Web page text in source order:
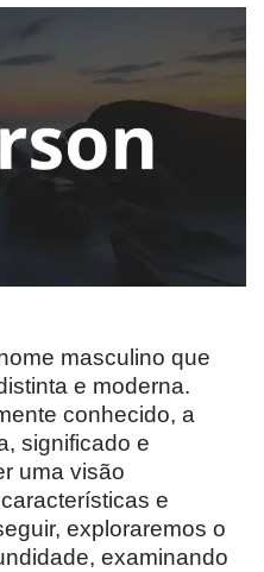
masculino que
e moderna.
conhecido, a
significado e
uma visão
e
exploraremos o
examinando